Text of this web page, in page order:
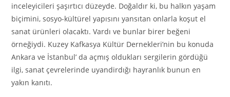
inceleyicileri şaşırtıcı düzeyde. Doğaldır ki, bu halkın yaşam
biçimini, sosyo-kültürel yapısını yansıtan onlarla koşut el
sanat ürünleri olacaktı. Vardı ve bunlar birer beğeni
örneğiydi. Kuzey Kafkasya Kültür Dernekleri’nin bu konuda
Ankara ve İstanbul’ da açmış oldukları sergilerin gördüğü
ilgi, sanat çevrelerinde uyandirdığı hayranlık bunun en
yakın kanıtı.